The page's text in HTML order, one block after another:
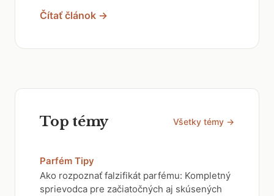
Čítať článok →
Top témy Všetky témy →
Parfém Tipy
Ako rozpoznať falzifikát parfému: Kompletný
sprievodca pre začiatočných aj skúsených